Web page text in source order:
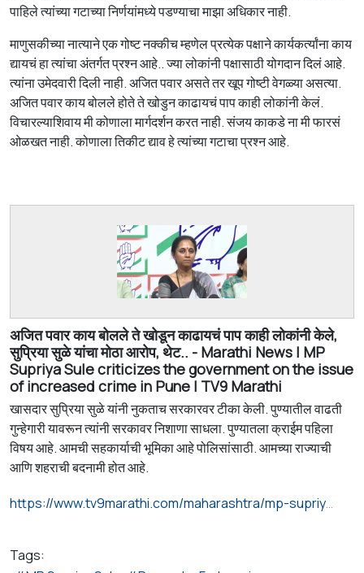
पाहिले त्यांच्या गटाच्या निर्णयांमध्ये पडण्याचा माझा अधिकार नाही.
माणुसकीच्या नात्याने एक गोष्ट नक्कीच म्हणेल प्रत्येक पक्षाने कार्यकर्त्यांना काय
द्यायचं हा त्यांचा अंतर्गत प्रश्न आहे.. ज्या लोकांनी पक्षासाठी योगदान दिलं आहे.
त्यांना उमेदवारी दिली नाही. अजित पवार असते तर खूप गोष्टी वेगळ्या असत्या.
अजित पवार काय बोलले होते ते खोडुन काढायचं पाप काही लोकांनी केलं.
विचारल्याशिवाय मी कोणाला मार्गदर्शन करत नाही. संजय काकडे ना मी फारसं
ओळखत नाही. कोणाला तिकीट द्याव हे त्यांच्या गटाचा प्रश्न आहे.
अजित पवार काय बोलले ते खोडून काढायचं पाप काही लोकांनी केले,
सुप्रिया सुळे यांचा मोठा आरोप, थेट.. - Marathi News | MP
Supriya Sule criticizes the government on the issue
of increased crime in Pune | TV9 Marathi
खासदार सुप्रिया सुळे यांनी नुकताच सरकारवर टीका केली. पुण्यातील वाढती
गुन्हेगारी यावरून त्यांनी सरकावर निशाणा साधला. पुण्यातला क्राईम पहिला
विषय आहे. आमची सहकार्याची भूमिका आहे पोलिसांसाठी. आमच्या राज्याची
आणि शहराची बदनामी होत आहे.
https://www.tv9marathi.com/maharashtra/mp-supriya-sule-criticizes-the-government-on-the-issue-of-increased-crime-in-pune-1681625.html
Tags: